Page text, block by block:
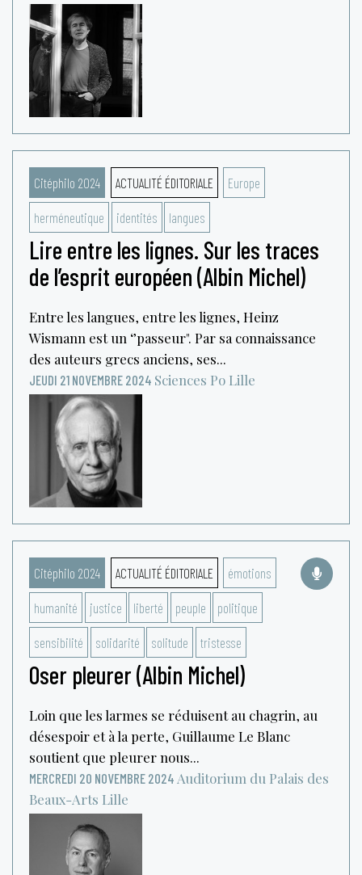
Citéphilo 2024 ACTUALITÉ ÉDITORIALE Europe
herméneutique identités langues
Lire entre les lignes. Sur les traces
de l’esprit européen (Albin Michel)
Entre les langues, entre les lignes, Heinz
Wismann est un ‘’passeur". Par sa connaissance
des auteurs grecs anciens, ses...
JEUDI 21 NOVEMBRE 2024 Sciences Po Lille
Citéphilo 2024 ACTUALITÉ ÉDITORIALE émotions
humanité justice liberté peuple politique
sensibilité solidarité solitude tristesse
Oser pleurer (Albin Michel)
Loin que les larmes se réduisent au chagrin, au
désespoir et à la perte, Guillaume Le Blanc
soutient que pleurer nous...
MERCREDI 20 NOVEMBRE 2024 Auditorium du Palais des
Beaux-Arts Lille